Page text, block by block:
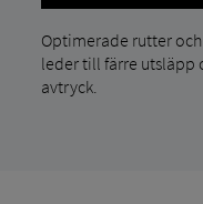
Optimerade rutter
leder till färre utsläpp
avtryck.